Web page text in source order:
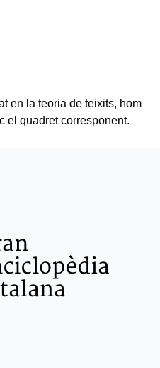
en la teoria de teixits, hom
el quadret corresponent.